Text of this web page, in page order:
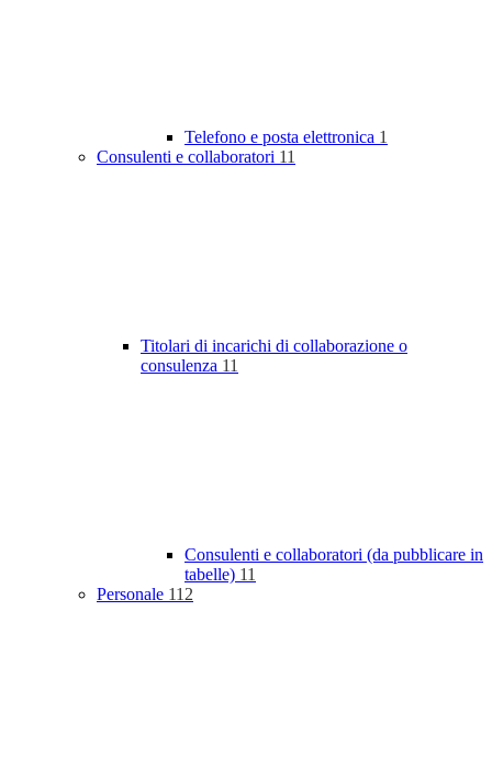
Telefono e posta elettronica 1
Consulenti e collaboratori 11
Titolari di incarichi di collaborazione o
consulenza 11
Consulenti e collaboratori (da pubblicare in
tabelle) 11
Personale 112